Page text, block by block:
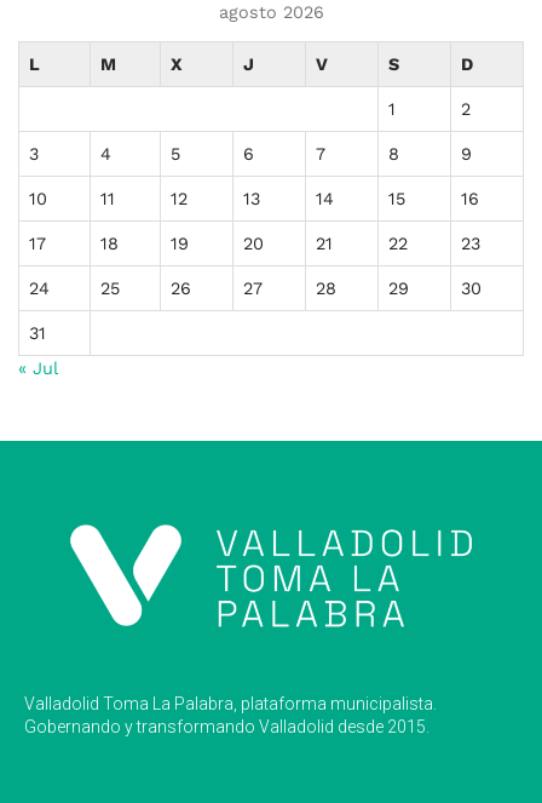
agosto 2026
L M X J V S D
1 2
3 4 5 6 7 8 9
10 11 12 13 14 15 16
17 18 19 20 21 22 23
24 25 26 27 28 29 30
31
« Jul
Valladolid Toma La Palabra, plataforma municipalista.
Gobernando y transformando Valladolid desde 2015.